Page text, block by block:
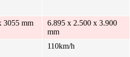
3055 mm
6.895 x 2.500 x 3.900
mm
110km/h